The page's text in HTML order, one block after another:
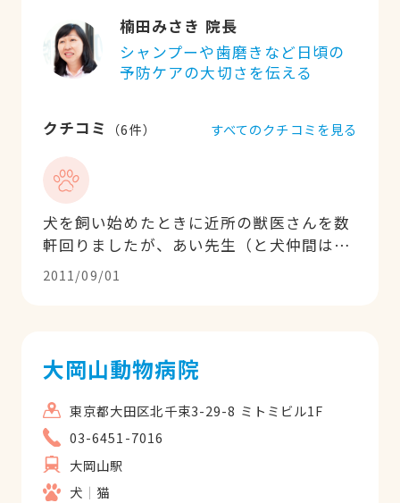
楠田みさき 院長
シャンプーや歯磨きなど日頃の
予防ケアの大切さを伝える
クチコミ （6件）
犬を飼い始めたときに近所の獣医さんを数
軒回りましたが、あい先生（と犬仲間はみ
んな呼んでいます）にどこか心に惹かれる
ものを感じもう6年のお付き合いです。ご
ましたが、ホントにかかりつけのお医者さ
んとしていつも愛犬のことを見守ってくれ
ています。愛犬とオーナーに対する愛情と
責任感は凄いです。いつもじっくり診察・
治療してたっぷり説明をしてくれて、症状
に応じて飼い主としての留意点をわかり易
くアドバイスしてくれます。薬に過度に頼
2011/09/01
すべてのクチコミを見る
大岡山動物病院
東京都大田区北千束3-29-8 ミトミビル1F
03-6451-7016
大岡山駅
犬
猫